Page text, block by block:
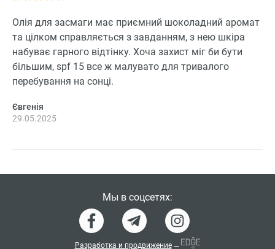
Олія для засмаги має приємний шоколадний аромат
та цілком справляється з завданням, з нею шкіра
набуває гарного відтінку. Хоча захист міг би бути
більшим, spf 15 все ж малувато для тривалого
перебування на сонці.
Євгенія
29.05.2025
Мы в соцсетях:
Разработка и продвижение —